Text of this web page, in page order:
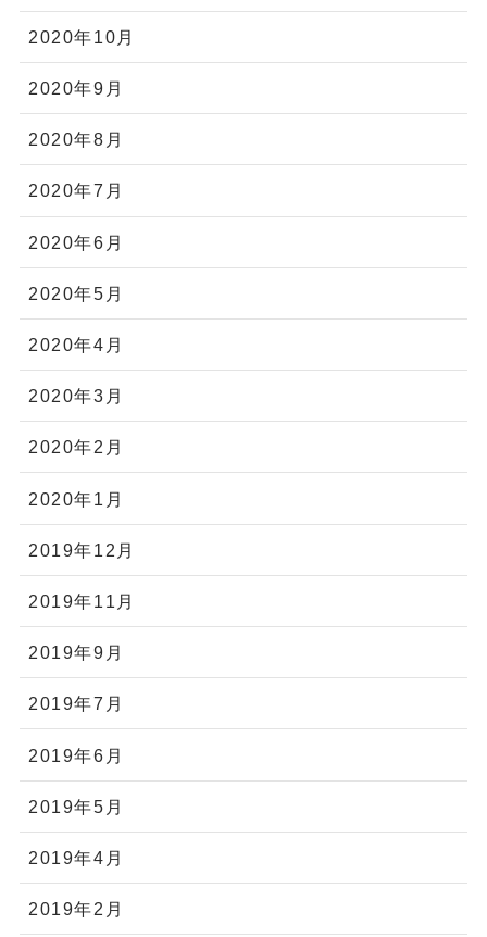
2020年10月
2020年9月
2020年8月
2020年7月
2020年6月
2020年5月
2020年4月
2020年3月
2020年2月
2020年1月
2019年12月
2019年11月
2019年9月
2019年7月
2019年6月
2019年5月
2019年4月
2019年2月